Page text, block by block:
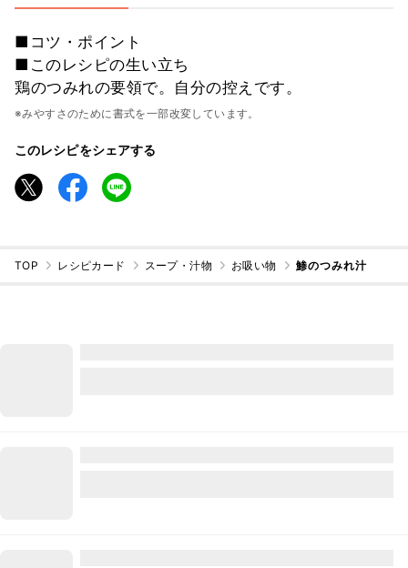
■コツ・ポイント
■このレシピの生い立ち
鶏のつみれの要領で。自分の控えです。
※みやすさのために書式を一部改変しています。
このレシピをシェアする
TOP レシピカード スープ・汁物 お吸い物 鯵のつみれ汁